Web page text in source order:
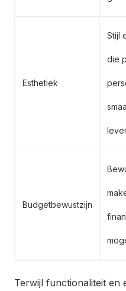
Esthetiek
Stijl
die
Budgetbewustzijn
Terwijl functionaliteit en